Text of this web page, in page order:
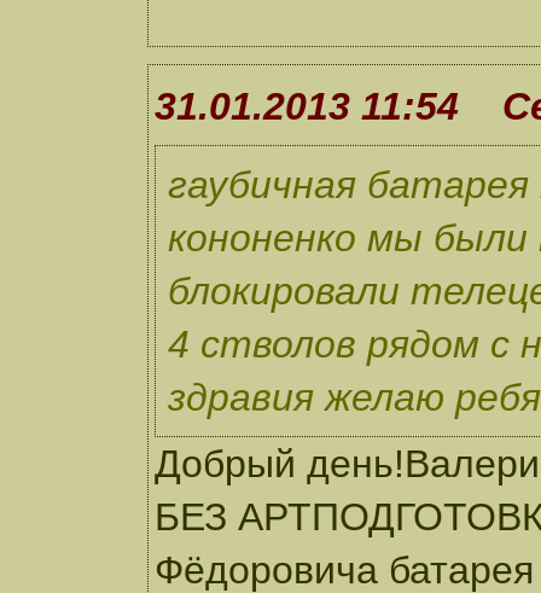
31.01.2013 11:54
гаубичная
кононенко мы
блокировали
4 стволов рядом с
здравия желаю
Добрый
БЕЗ
Фёдоровича